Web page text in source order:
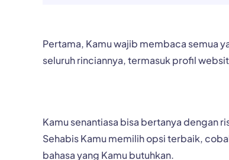
Pertama, Kamu wajib membaca semua
seluruh rinciannya, termasuk profil
Kamu senantiasa bisa bertanya dengan
Sehabis Kamu memilih opsi terbaik,
bahasa yang Kamu butuhkan.